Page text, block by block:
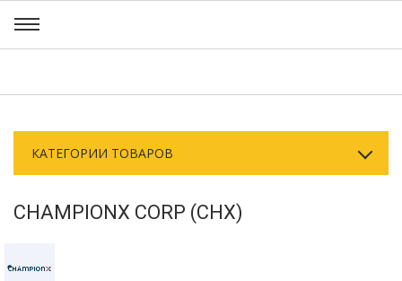
КАТЕГОРИИ ТОВАРОВ
CHAMPIONX CORP (CHX)